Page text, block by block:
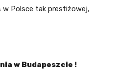
w Polsce tak prestiżowej,
w Budapeszcie !